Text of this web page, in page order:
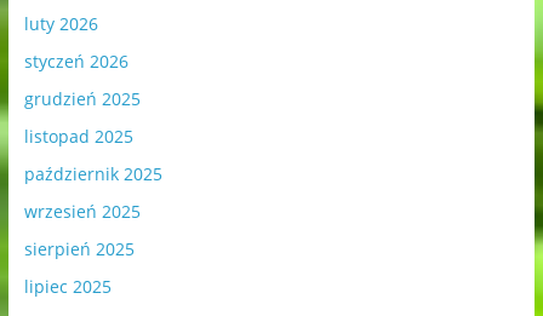
luty 2026
styczeń 2026
grudzień 2025
listopad 2025
październik 2025
wrzesień 2025
sierpień 2025
lipiec 2025